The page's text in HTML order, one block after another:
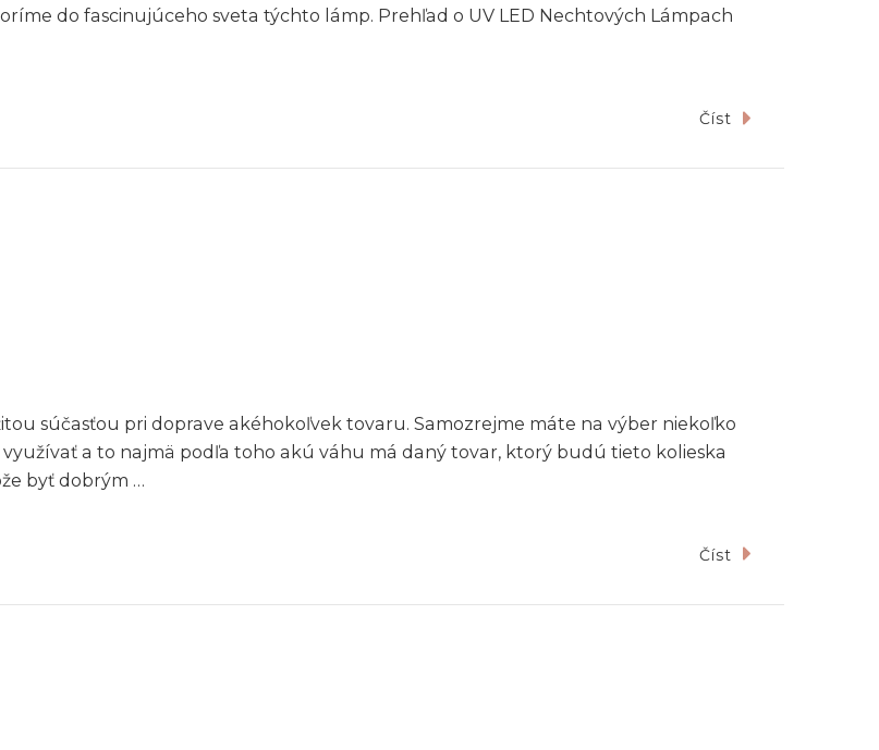
do fascinujúceho sveta týchto lámp. Prehľad o UV LED Nechtových Lámpach
Číst
súčasťou pri doprave akéhokoľvek tovaru. Samozrejme máte na výber niekoľko
a to najmä podľa toho akú váhu má daný tovar, ktorý budú tieto kolieska
byť dobrým …
Číst